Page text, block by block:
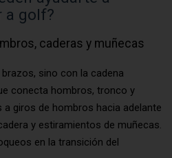
a golf?
caderas y muñecas
sino con la cadena
conecta hombros, tronco y
a giros de hombros hacia adelante
y estiramientos de muñecas.
en la transición del